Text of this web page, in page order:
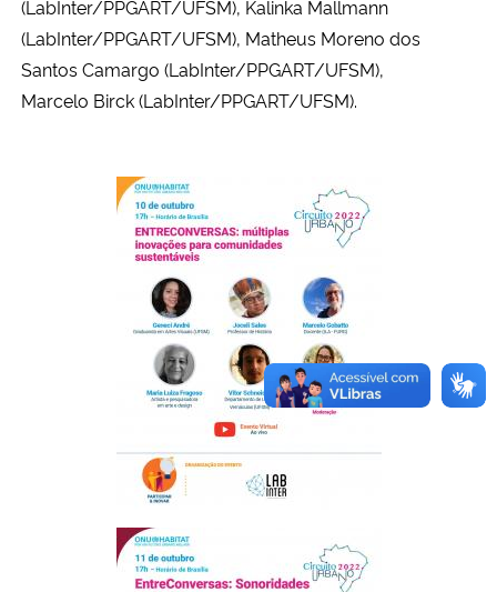
(LabInter/PPGART/UFSM), Kalinka Mallmann
(LabInter/PPGART/UFSM), Matheus Moreno dos
Santos Camargo (LabInter/PPGART/UFSM),
Marcelo Birck (LabInter/PPGART/UFSM).